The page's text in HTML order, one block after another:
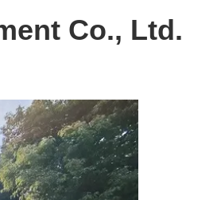
Co., Ltd.